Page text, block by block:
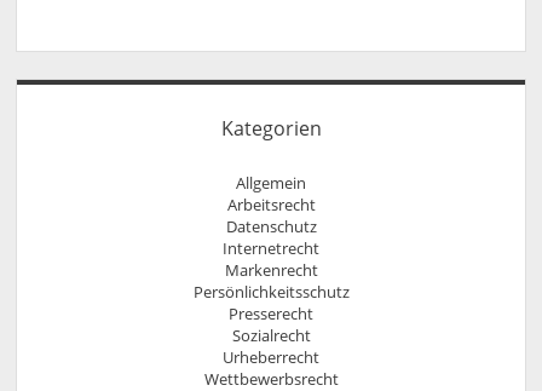
Kategorien
Allgemein
Arbeitsrecht
Datenschutz
Internetrecht
Markenrecht
Persönlichkeitsschutz
Presserecht
Sozialrecht
Urheberrecht
Wettbewerbsrecht